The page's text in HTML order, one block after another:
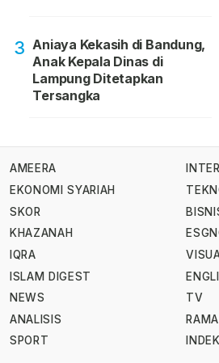
3 Aniaya Kekasih di Bandung,
Anak Kepala Dinas di
Lampung Ditetapkan
Tersangka
AMEERA
EKONOMI SYARIAH
SKOR
KHAZANAH
IQRA
ISLAM DIGEST
NEWS
ANALISIS
SPORT
TV